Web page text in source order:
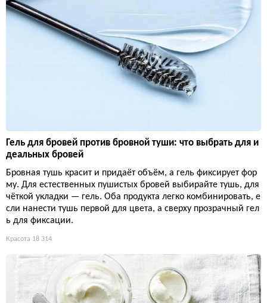
Гель для бровей против бровной туши: что выбрать для и
деальных бровей
Бровная тушь красит и придаёт объём, а гель фиксирует фор
му. Для естественных пушистых бровей выбирайте тушь, для
чёткой укладки — гель. Оба продукта легко комбинировать, е
сли нанести тушь первой для цвета, а сверху прозрачный гел
ь для фиксации.
Красота 18 314